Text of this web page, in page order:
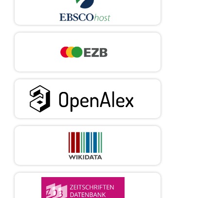
debates de la Fundación de Ciencias de la Salud Ética y
Humanidades).
Jonas H. Philosophical Essays: From ancient creed to
technological man. Chicago: Atropos; 1974.
Jonas H. El Principio de responsabilidad: ensayo de una ética para
la civilización tecnológica. España: Herder; 1995.